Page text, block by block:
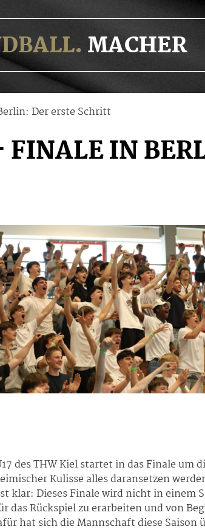
MACHER
Der erste Schritt
FINALE IN
desTHW Kielstartet in das Finale um
Kulisse alles daransetzen
klar: Dieses Finale wird nicht in einem
das Rückspiel zu erarbeiten und von
hat sich die Mannschaft diese Saison